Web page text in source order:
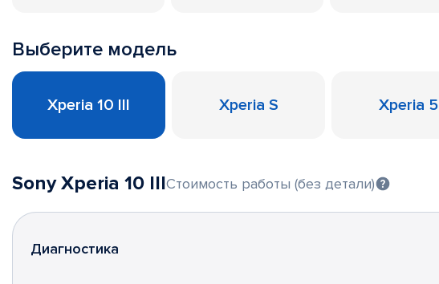
Выберите модель
Xperia 10 III Xperia S Xperia 5
Sony Xperia 10 IIIСтоимость работы (без детали)
Диагностика